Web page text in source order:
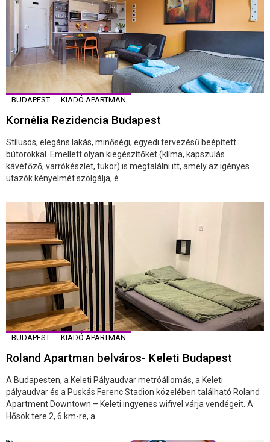
BUDAPEST KIADÓ APARTMAN
Kornélia Rezidencia Budapest
Stílusos, elegáns lakás, minőségi, egyedi tervezésű beépített
bútorokkal. Emellett olyan kiegészítőket (klíma, kapszulás
kávéfőző, varrókészlet, tükör) is megtalálni itt, amely az igényes
utazók kényelmét szolgálja, é ...
BUDAPEST KIADÓ APARTMAN
Roland Apartman belváros- Keleti Budapest
A Budapesten, a Keleti Pályaudvar metróállomás, a Keleti
pályaudvar és a Puskás Ferenc Stadion közelében található Roland
Apartment Downtown – Keleti ingyenes wifivel várja vendégeit. A
Hősök tere 2, 6 km-re, a ...